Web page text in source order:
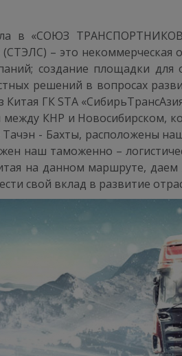
в «СОЮЗ
– это
создание площадки
решений в вопросах
Китая ГК STA
КНР и Новосибирском,
- Бахты, расположены
наш таможенно –
на данном маршруте,
свой вклад в развитие